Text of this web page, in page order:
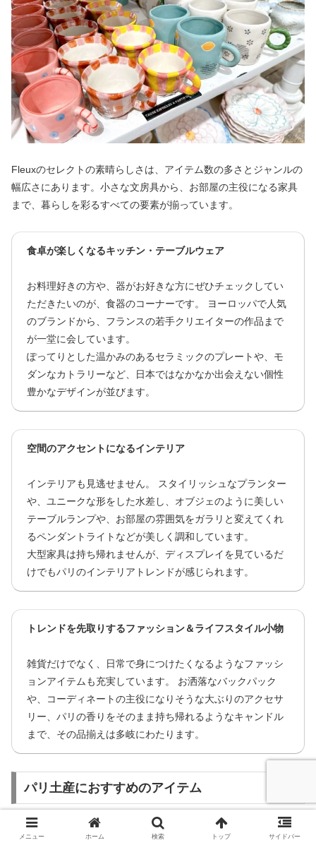
Fleuxのセレクトの素晴らしさは、アイテム数の多さとジャンルの
幅広さにあります。小さな文房具から、お部屋の主役になる家具
まで、暮らしを彩るすべての要素が揃っています。
食卓が楽しくなるキッチン・テーブルウェア
お料理好きの方や、器がお好きな方にぜひチェックしてい
ただきたいのが、食器のコーナーです。 ヨーロッパで人気
のブランドから、フランスの若手クリエイターの作品まで
が一堂に会しています。
ぽってりとした温かみのあるセラミックのプレートや、モ
ダンなカトラリーなど、日本ではなかなか出会えない個性
豊かなデザインが並びます。
空間のアクセントになるインテリア
インテリアも見逃せません。 スタイリッシュなプランター
や、ユニークな形をした水差し、オブジェのように美しい
テーブルランプや、お部屋の雰囲気をガラリと変えてくれ
るペンダントライトなどが美しく調和しています。
大型家具は持ち帰れませんが、ディスプレイを見ているだ
けでもパリのインテリアトレンドが感じられます。
トレンドを先取りするファッション＆ライフスタイル小物
雑貨だけでなく、日常で身につけたくなるようなファッシ
ョンアイテムも充実しています。 お洒落なバックパック
や、コーディネートの主役になりそうな大ぶりのアクセサ
リー、パリの香りをそのまま持ち帰れるようなキャンドル
まで、その品揃えは多岐にわたります。
パリ土産におすすめのアイテム
メニュー ホーム 検索 トップ サイドバー